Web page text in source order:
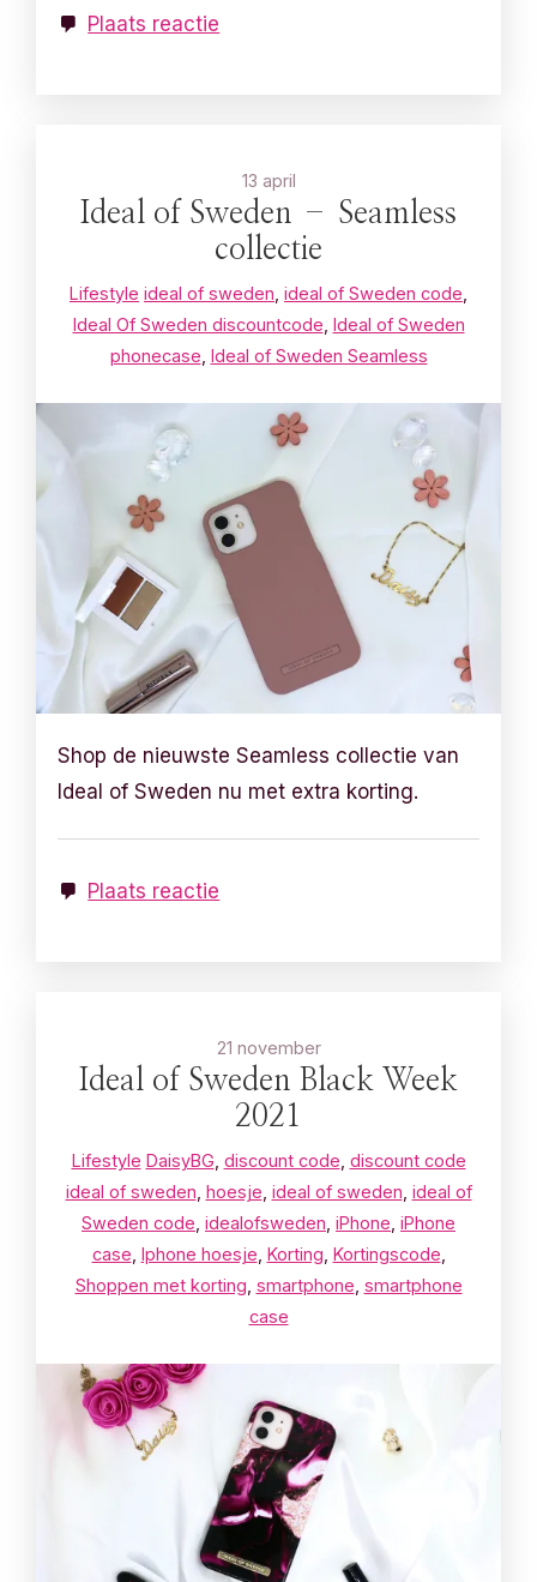
Plaats reactie
13 april
Ideal of Sweden – Seamless
collectie
Lifestyle ideal of sweden ideal of Sweden code
Ideal Of Sweden discountcode Ideal of Sweden
phonecase Ideal of Sweden Seamless
Shop de nieuwste Seamless collectie van
Ideal of Sweden nu met extra korting.
Plaats reactie
21 november
Ideal of Sweden Black Week
2021
Lifestyle DaisyBG, discount code, discount code
ideal of sweden, hoesje, ideal of sweden, ideal of
Sweden code, idealofsweden, iPhone, iPhone
case, Iphone hoesje, Korting, Kortingscode,
Shoppen met korting, smartphone, smartphone
case